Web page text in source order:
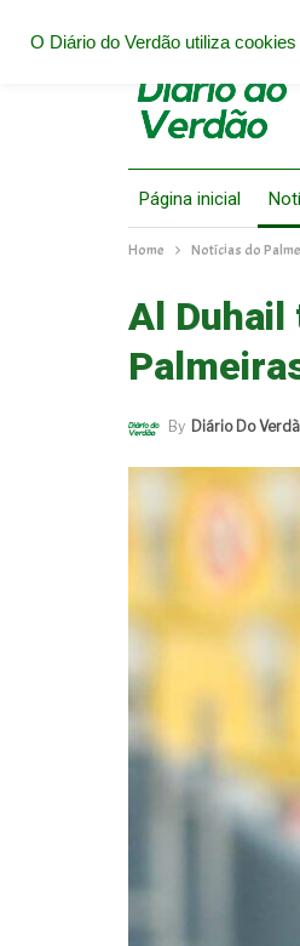
Página inicial
Home Notícias do
Al Duhail
By Diário Do
O Diário do Verdão utiliza